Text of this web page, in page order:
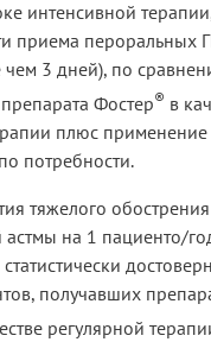
интенсивной
приема пероральных
чем 3 дней), по
Фостер® в
плюс применение
потребности.
тяжелого обострения
на 1 пациенто/
получавших
регулярной